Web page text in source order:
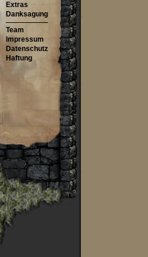
Extras
Danksagung
Team
Impressum
Datenschutz
Haftung